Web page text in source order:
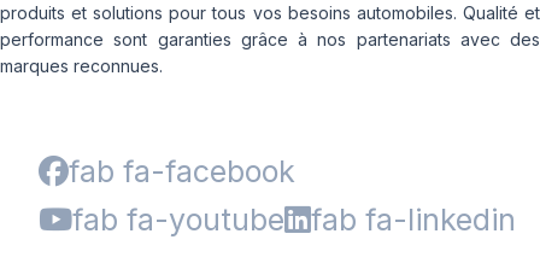
produits et solutions pour tous vos besoins automobiles. Qualité et
performance sont garanties grâce à nos partenariats avec des
marques reconnues.
fab fa-facebook
fab fa-youtube
fab fa-linkedin